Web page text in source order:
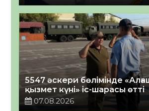
5547 әскери бөлімінде
қызмет күні» іс-шарасы өтті
07.08.2026